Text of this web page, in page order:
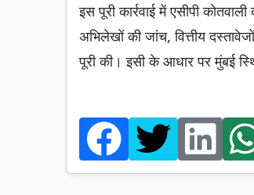
इस पूरी कार्रवाई में एसीपी
अभिलेखों की जांच, वित्तीय
पूरी की। इसी के आधार पर मुंबई